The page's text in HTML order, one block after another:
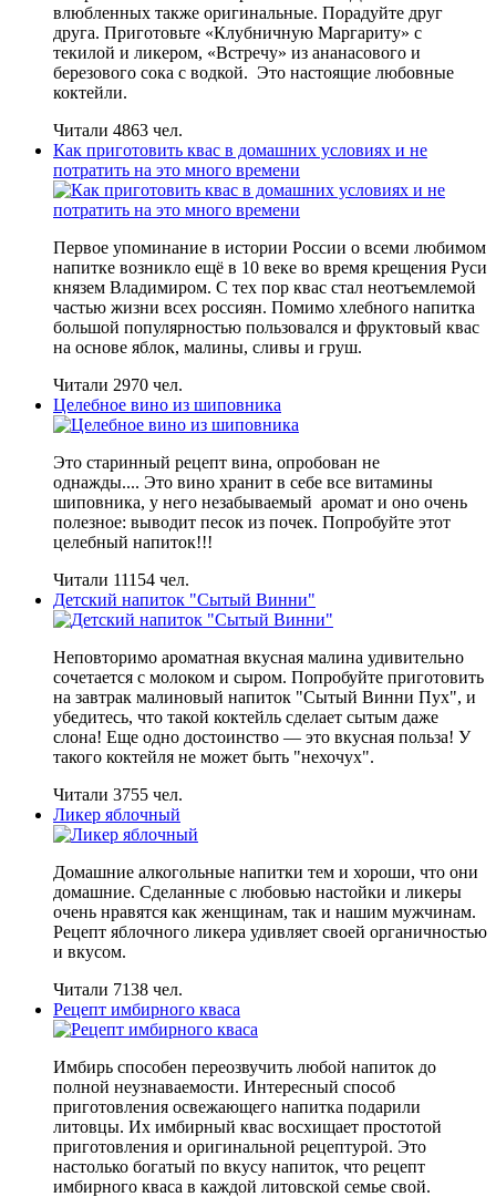
влюбленных также оригинальные. Порадуйте друг
друга. Приготовьте «Клубничную Маргариту» с
текилой и ликером, «Встречу» из ананасового и
березового сока с водкой. Это настоящие любовные
коктейли.
Читали 4863 чел.
Как приготовить квас в домашних условиях и не
потратить на это много времени
Первое упоминание в истории России о всеми любимом
напитке возникло ещё в 10 веке во время крещения Руси
князем Владимиром. С тех пор квас стал неотъемлемой
частью жизни всех россиян. Помимо хлебного напитка
большой популярностью пользовался и фруктовый квас
на основе яблок, малины, сливы и груш.
Читали 2970 чел.
Целебное вино из шиповника
Это старинный рецепт вина, опробован не
однажды.... Это вино хранит в себе все витамины
шиповника, у него незабываемый аромат и оно очень
полезное: выводит песок из почек. Попробуйте этот
целебный напиток!!!
Читали 11154 чел.
Детский напиток "Сытый Винни"
Неповторимо ароматная вкусная малина удивительно
сочетается с молоком и сыром. Попробуйте приготовить
на завтрак малиновый напиток "Сытый Винни Пух", и
убедитесь, что такой коктейль сделает сытым даже
слона! Еще одно достоинство — это вкусная польза! У
такого коктейля не может быть "нехочух".
Читали 3755 чел.
Ликер яблочный
Домашние алкогольные напитки тем и хороши, что они
домашние. Сделанные с любовью настойки и ликеры
очень нравятся как женщинам, так и нашим мужчинам.
Рецепт яблочного ликера удивляет своей органичностью
и вкусом.
Читали 7138 чел.
Рецепт имбирного кваса
Имбирь способен переозвучить любой напиток до
полной неузнаваемости. Интересный способ
приготовления освежающего напитка подарили
литовцы. Их имбирный квас восхищает простотой
приготовления и оригинальной рецептурой. Это
настолько богатый по вкусу напиток, что рецепт
имбирного кваса в каждой литовской семье свой.